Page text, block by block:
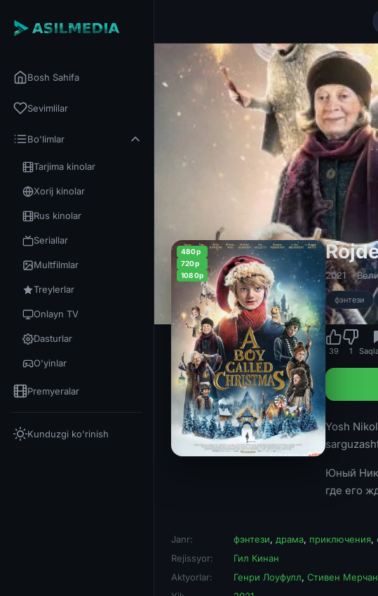
Bosh Sahifa
Sevimlilar
Bo'limlar
Tarjima kinolar
Xorij kinolar
Rus kinolar
Seriallar
Multfilmlar
Treylerlar
Onlayn TV
Dasturlar
O'yinlar
Premyeralar
Kunduzgi ko'rinish
480p
720p
1080p
2021
фэнтези
39 1
Yosh
Юный
где его
Janr: фэнтези, драма, приключения,
Rejissyor:
Гил Кинан
Aktyorlar:
Генри Лоуфулл, Стивен